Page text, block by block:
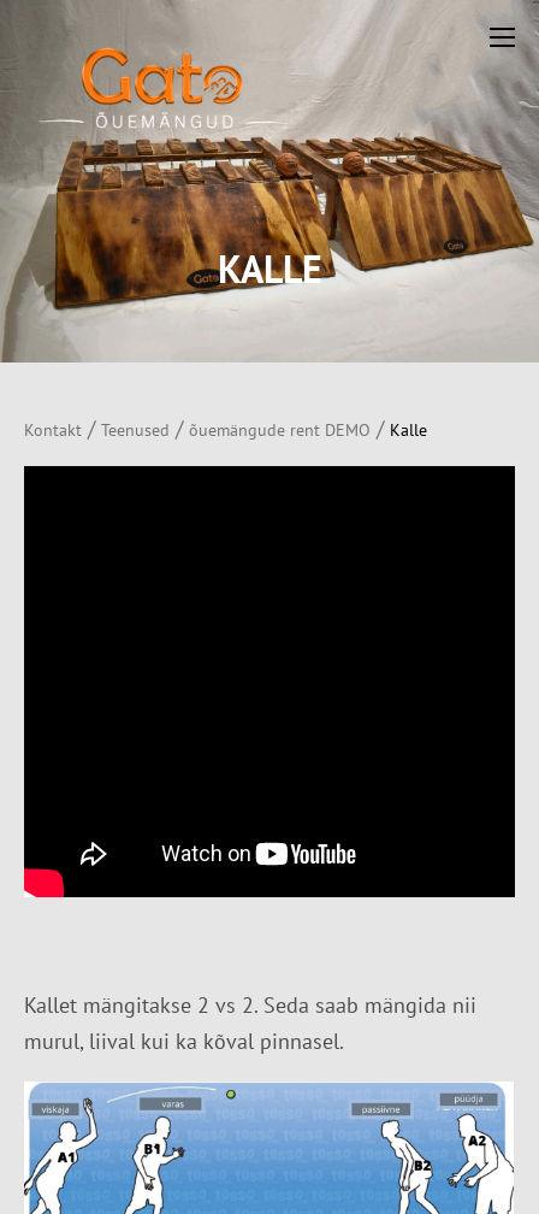
KALLE
Kontakt / Teenused / õuemängude rent DEMO / Kalle
Kallet mängitakse 2 vs 2. Seda saab mängida nii
murul, liival kui ka kõval pinnasel.